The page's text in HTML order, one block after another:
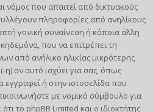
νόμος που απαιτεί από δικτυακούς
πληροφορίες από ανηλίκους
γονική συναίνεση ή κάποια άλλη
που να επιτρέπει τη
από ανήλικο ηλικίας μικρότερης
η) αν αυτό ισχύει για σας, όπως
ή στην ιστοσελίδα που
με νομικό σύμβουλο για
το phpBB Limited και ο ιδιοκτήτης